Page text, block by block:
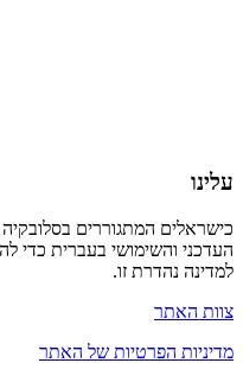
עלינו
כישראלים המתגוררים
העדכני והשימושי בעברית כדי
למדינה נהדרת זו.
צוות האתר
מדיניות הפרטיות של האתר